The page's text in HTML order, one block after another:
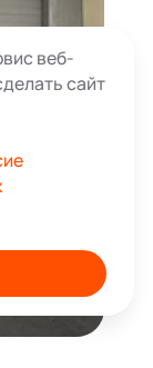
₽
₽
веб-
сайт